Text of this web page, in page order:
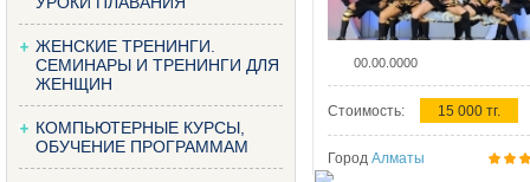
ЖЕНСКИЕ ТРЕНИНГИ.
СЕМИНАРЫ И ТРЕНИНГИ ДЛЯ
ЖЕНЩИН
КОМПЬЮТЕРНЫЕ КУРСЫ,
ОБУЧЕНИЕ ПРОГРАММАМ
00.00.0000
Стоимость: 15 000 тг.
Город Алматы